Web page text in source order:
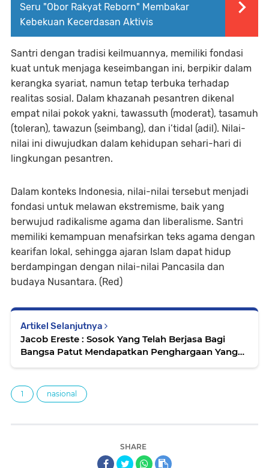
Seru "Obor Rakyat Reborn" Membakar
Kebekuan Kecerdasan Aktivis
Santri dengan tradisi keilmuannya, memiliki fondasi
kuat untuk menjaga keseimbangan ini, berpikir dalam
kerangka syariat, namun tetap terbuka terhadap
realitas sosial. Dalam khazanah pesantren dikenal
empat nilai pokok yakni, tawassuth (moderat), tasamuh
(toleran), tawazun (seimbang), dan i’tidal (adil). Nilai-
nilai ini diwujudkan dalam kehidupan sehari-hari di
lingkungan pesantren.
Dalam konteks Indonesia, nilai-nilai tersebut menjadi
fondasi untuk melawan ekstremisme, baik yang
berwujud radikalisme agama dan liberalisme. Santri
memiliki kemampuan menafsirkan teks agama dengan
kearifan lokal, sehingga ajaran Islam dapat hidup
berdampingan dengan nilai-nilai Pancasila dan
budaya Nusantara. (Red)
Artikel Selanjutnya
Jacob Ereste : Sosok Yang Telah Berjasa Bagi
Bangsa Patut Mendapatkan Penghargaan Yang
1 nasional
SHARE